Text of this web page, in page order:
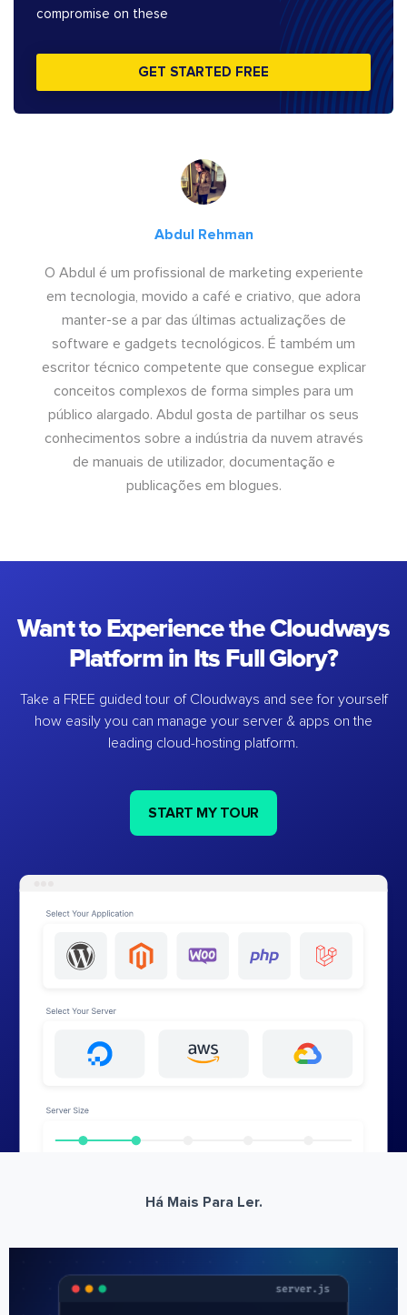
compromise on these
GET STARTED FREE
Abdul Rehman
O Abdul é um profissional de marketing experiente
em tecnologia, movido a café e criativo, que adora
manter-se a par das últimas actualizações de
software e gadgets tecnológicos. É também um
escritor técnico competente que consegue explicar
conceitos complexos de forma simples para um
público alargado. Abdul gosta de partilhar os seus
conhecimentos sobre a indústria da nuvem através
de manuais de utilizador, documentação e
publicações em blogues.
Want to Experience the Cloudways
Platform in Its Full Glory?
Take a FREE guided tour of Cloudways and see for yourself
how easily you can manage your server & apps on the
leading cloud-hosting platform.
START MY TOUR
Há Mais Para Ler.